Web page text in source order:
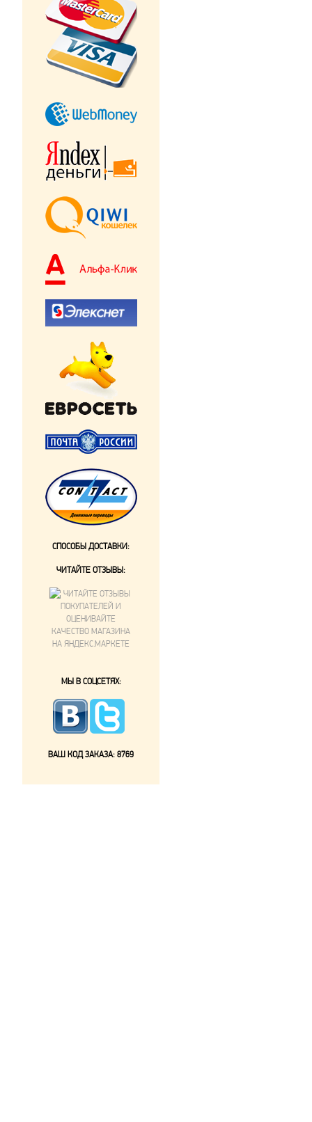
СПОСОБЫ ДОСТАВКИ:
ЧИТАЙТЕ ОТЗЫВЫ:
МЫ В СОЦСЕТЯХ:
ВАШ КОД ЗАКАЗА: 8769